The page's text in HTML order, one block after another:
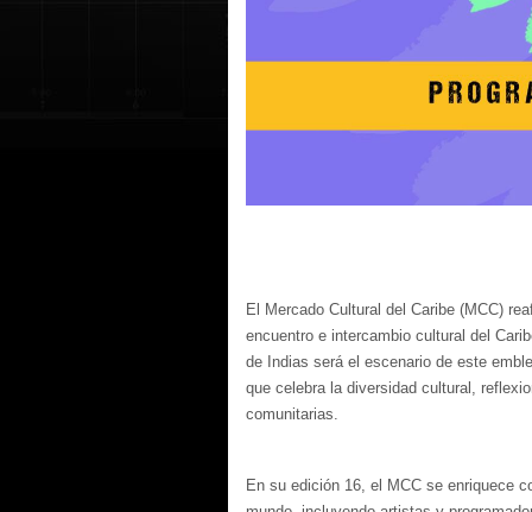
El Mercado Cultural del Caribe (MCC)
encuentro e intercambio cultural del
de Indias será el escenario de este
que celebra la diversidad cultural,
comunitarias.
En su edición 16, el MCC se enriquece